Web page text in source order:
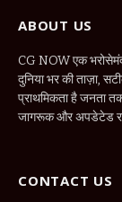
ABOUT US
CG NOW एक
दुनिया भर की ताज़ा,
प्राथमिकता है जनता
जागरूक और अपडेटेड
CONTACT US